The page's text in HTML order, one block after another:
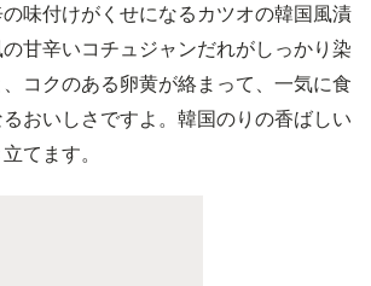
味付けがくせになるカツオの韓国風漬
甘辛いコチュジャンだれがしっかり染
コクのある卵黄が絡まって、一気に食
おいしさですよ。韓国のりの香ばしい
てます。